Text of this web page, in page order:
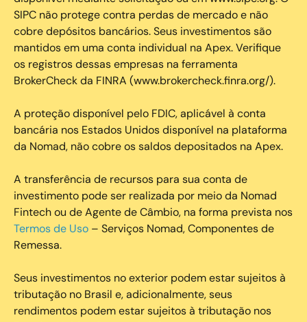
SIPC não protege contra perdas de mercado e não
cobre depósitos bancários. Seus investimentos são
mantidos em uma conta individual na Apex. Verifique
os registros dessas empresas na ferramenta
BrokerCheck da FINRA (www.brokercheck.finra.org/).
A proteção disponível pelo FDIC, aplicável à conta
bancária nos Estados Unidos disponível na plataforma
da Nomad, não cobre os saldos depositados na Apex.
A transferência de recursos para sua conta de
investimento pode ser realizada por meio da Nomad
Fintech ou de Agente de Câmbio, na forma prevista nos
Termos de Uso – Serviços Nomad, Componentes de
Remessa.
Seus investimentos no exterior podem estar sujeitos à
tributação no Brasil e, adicionalmente, seus
rendimentos podem estar sujeitos à tributação nos